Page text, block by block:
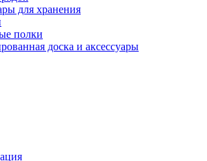
для хранения
полки
доска и аксессуары